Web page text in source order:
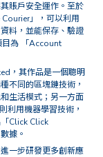
賬戶安全運作。至於
」，可以利用
料，並能保存、驗證
目為 「Account
，其作品是一個聰明
不同的區塊鏈技術，
生活模式；另一方面
利用機器學習技術，
Click Click
據。
一步研發更多創新應